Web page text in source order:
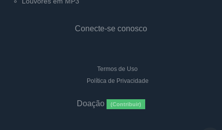
Conecte-se conosco
Termos de Uso
Política de Privacidade
Doação (Contribuir)